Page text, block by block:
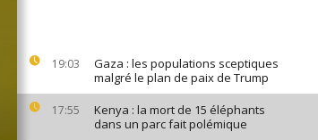
19:03
Gaza : les populations sceptiques
malgré le plan de paix de Trump
17:55
Kenya : la mort de 15 éléphants
dans un parc fait polémique